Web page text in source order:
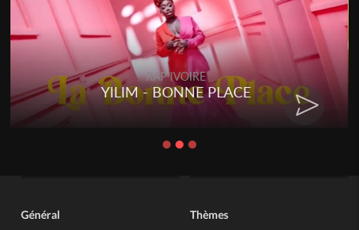
RAP IVOIRE
YILIM - BONNE PLACE
Général Thèmes